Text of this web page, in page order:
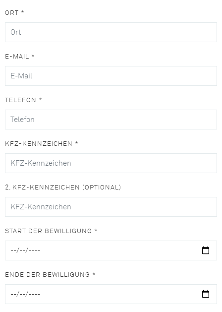
ORT *
E-MAIL *
TELEFON *
KFZ-KENNZEICHEN *
2. KFZ-KENNZEICHEN (OPTIONAL)
START DER BEWILLIGUNG *
ENDE DER BEWILLIGUNG *